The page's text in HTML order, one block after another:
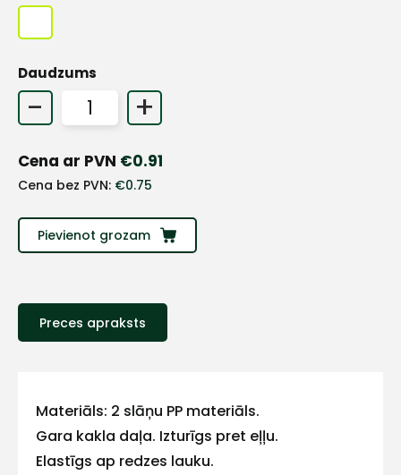
Daudzums
- +
Cena ar PVN €0.91
Cena bez PVN: €0.75
Pievienot grozam
Preces apraksts
Materiāls: 2 slāņu PP materiāls.
Gara kakla daļa. Izturīgs pret eļļu.
Elastīgs ap redzes lauku.
+